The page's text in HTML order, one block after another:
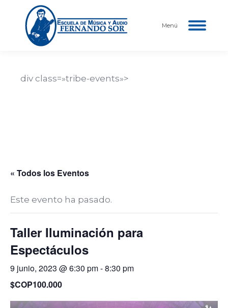
Menú
div class=»tribe-events»>
« Todos los Eventos
Este evento ha pasado.
Taller Iluminación para
Espectáculos
9 junio, 2023 @ 6:30 pm-8:30 pm
$COP100.000